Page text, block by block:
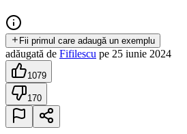
Fii primul care adaugă un exemplu
adăugată de Fifilescu pe 25 iunie 2024
1079
170